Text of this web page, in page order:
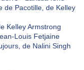
de Pacotille, de Kelley
Kelley Armstrong
Louis Fetjaine
de Nalini Singh